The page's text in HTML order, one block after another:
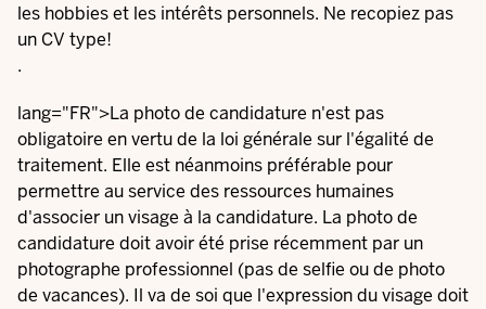
les hobbies et les intérêts personnels. Ne recopiez pas
un CV type!
.
lang="FR">La photo de candidature n'est pas
obligatoire en vertu de la loi générale sur l'égalité de
traitement. Elle est néanmoins préférable pour
permettre au service des ressources humaines
d'associer un visage à la candidature. La photo de
candidature doit avoir été prise récemment par un
photographe professionnel (pas de selfie ou de photo
de vacances). Il va de soi que l'expression du visage doit